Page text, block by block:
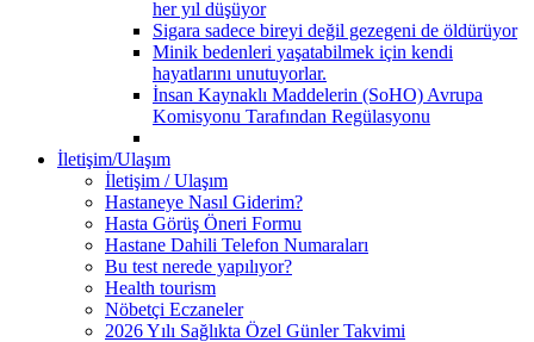
her yıl düşüyor
Sigara sadece bireyi değil gezegeni de öldürüyor
Minik bedenleri yaşatabilmek için kendi
hayatlarını unutuyorlar.
İnsan Kaynaklı Maddelerin (SoHO) Avrupa
Komisyonu Tarafından Regülasyonu
İletişim/Ulaşım
İletişim / Ulaşım
Hastaneye Nasıl Giderim?
Hasta Görüş Öneri Formu
Hastane Dahili Telefon Numaraları
Bu test nerede yapılıyor?
Health tourism
Nöbetçi Eczaneler
2026 Yılı Sağlıkta Özel Günler Takvimi